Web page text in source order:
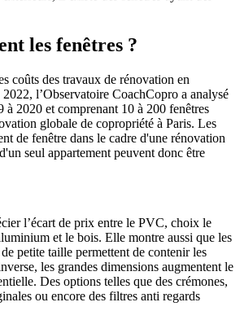
les fenêtres ?
coûts des travaux de rénovation en
l’Observatoire CoachCopro a analysé
à 2020 et comprenant 10 à 200 fenêtres
globale de copropriété à Paris. Les
de fenêtre dans le cadre d'une rénovation
seul appartement peuvent donc être
l’écart de prix entre le PVC, choix le
et le bois. Elle montre aussi que les
petite taille permettent de contenir les
les grandes dimensions augmentent le
Des options telles que des crémones,
ou encore des filtres anti regards